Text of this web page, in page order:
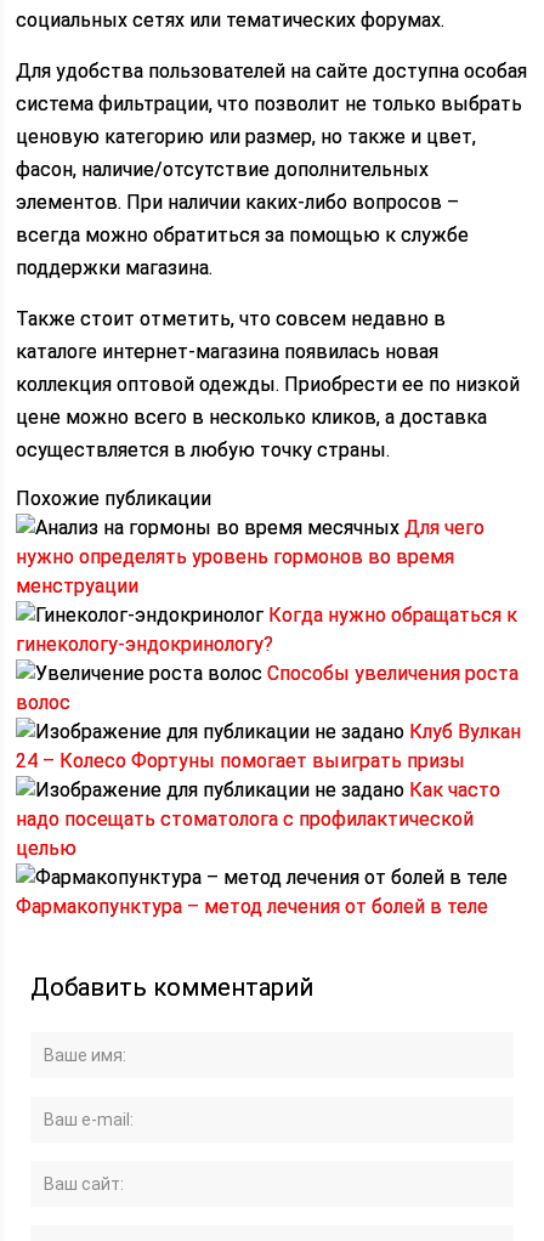
социальных сетях или тематических форумах.
Для удобства пользователей на сайте доступна особая
система фильтрации, что позволит не только выбрать
ценовую категорию или размер, но также и цвет,
фасон, наличие/отсутствие дополнительных
элементов. При наличии каких-либо вопросов –
всегда можно обратиться за помощью к службе
поддержки магазина.
Также стоит отметить, что совсем недавно в
каталоге интернет-магазина появилась новая
коллекция оптовой одежды. Приобрести ее по низкой
цене можно всего в несколько кликов, а доставка
осуществляется в любую точку страны.
Похожие публикации
Для чего
нужно определять уровень гормонов во время
менструации
Когда нужно обращаться к
гинекологу-эндокринологу?
Способы увеличения роста
волос
Клуб Вулкан
24 – Колесо Фортуны помогает выиграть призы
Как часто
надо посещать стоматолога с профилактической
целью
Фармакопунктура – метод лечения от болей в теле
Добавить комментарий